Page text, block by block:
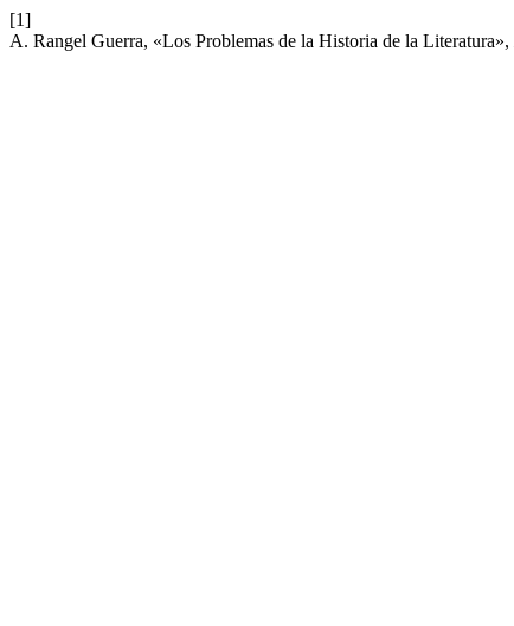
[1]
A. Rangel Guerra, «Los Problemas de la Historia de la Literatura»,